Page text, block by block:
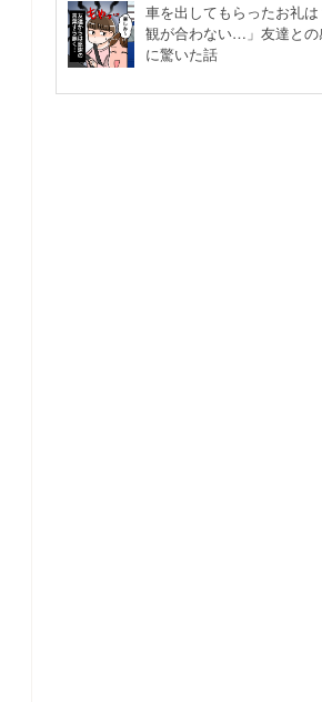
車を出してもらったお礼
観が合わない…」友達との
に驚いた話